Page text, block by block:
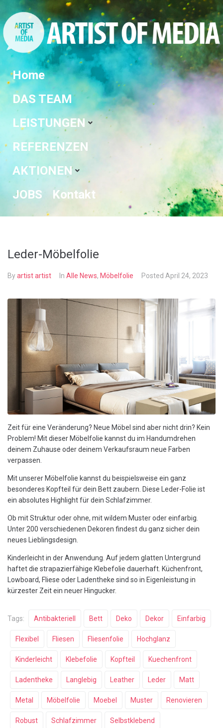
Home
DAS TEAM
LEISTUNGEN
REFERENZEN
AKTIONEN
JOBS
Kontakt
Leder-Möbelfolie
Byartist artist In Alle News, Möbelfolie Posted April 24, 2023
Zeit für eine Veränderung? Neue Möbel sind aber nicht drin? Kein
Problem! Mit dieser Möbelfolie kannst du im Handumdrehen
deinem Zuhause oder deinem Verkaufsraum neue Farben
verpassen.
Mit unserer Möbelfolie kannst du beispielsweise ein ganz
besonderes Kopfteil für dein Bett zaubern. Diese Leder-Folie ist
ein absolutes Highlight für dein Schlafzimmer.
Ob mit Struktur oder ohne, mit wildem Muster oder einfarbig.
Unter 200 verschiedenen Dekoren findest du ganz sicher dein
neues Lieblingsdesign.
Kinderleicht in der Anwendung. Auf jedem glatten Untergrund
haftet die strapazierfähige Klebefolie dauerhaft. Küchenfront,
Lowboard, Fliese oder Ladentheke sind so in Eigenleistung in
kürzester Zeit ein neuer Hingucker.
Tags: Antibakteriell Bett Deko Dekor Einfarbig
Flexibel Fliesen Fliesenfolie Hochglanz
Kinderleicht Klebefolie Kopfteil Kuechenfront
Ladentheke Langlebig Leather Leder Matt
Metal Möbelfolie Moebel Muster Renovieren
Robust Schlafzimmer Selbstklebend